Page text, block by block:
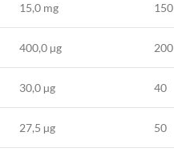
15,0 mg 150
400,0 µg 200
30,0 µg 40
27,5 µg 50